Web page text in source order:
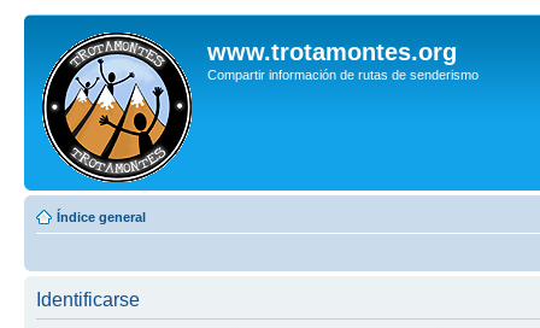
www.trotamontes.org
Compartir información de rutas de senderismo
Índice general
Identificarse